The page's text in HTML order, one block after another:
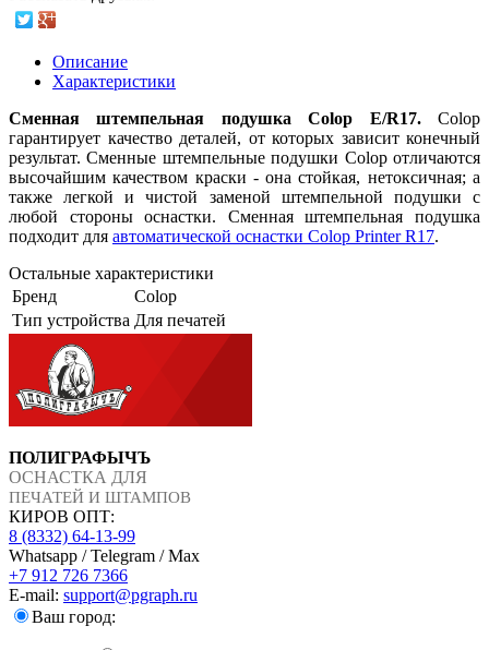
Описание
Характеристики
Сменная штемпельная подушка Colop Е/R17.Colop
гарантирует качество деталей, от которых зависит конечный
результат. Сменные штемпельные подушки Colop отличаются
высочайшим качеством краски - она стойкая, нетоксичная; а
также легкой и чистой заменой штемпельной подушки с
любой стороны оснастки. Сменная штемпельная подушка
подходит для автоматической оснастки Colop Printer R17.
Остальные характеристики
Бренд
Colop
Тип устройства Для печатей
ПОЛИГРАФЫЧЪ
ОСНАСТКА ДЛЯ
ПЕЧАТЕЙ И ШТАМПОВ
КИРОВ ОПТ:
8 (8332) 64-13-99
Whatsapp / Telegram / Max
+7 912 726 7366
E-mail: support@pgraph.ru
Ваш город: